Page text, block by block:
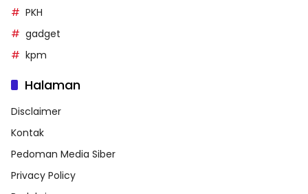
PKH
gadget
kpm
Halaman
Disclaimer
Kontak
Pedoman Media Siber
Privacy Policy